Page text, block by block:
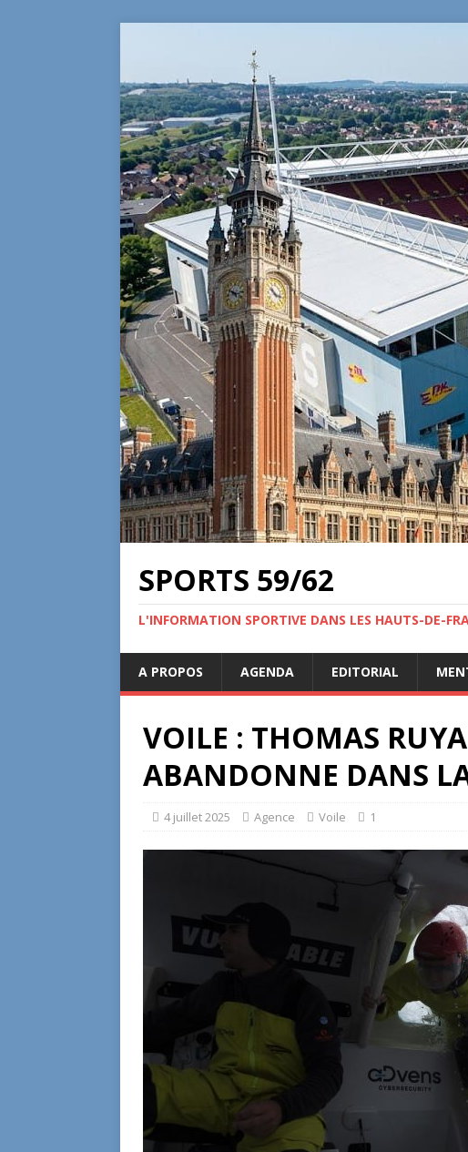
SPORTS 59/62
L'INFORMATION SPORTIVE DANS LES HAUTS-DE-
A PROPOS AGENDA EDITORIAL
VOILE : THOMAS
ABANDONNE DANS
4 juillet 2025 Agence Voile 1